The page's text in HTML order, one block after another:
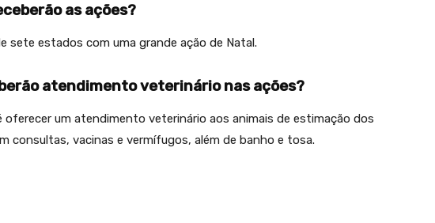
as ações?
sete estados com uma grande ação de Natal.
atendimento veterinário nas ações?
oferecer um atendimento veterinário aos animais de estimação dos
consultas, vacinas e vermífugos, além de banho e tosa.